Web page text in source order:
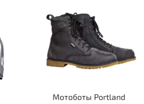
Мотоботы Portland